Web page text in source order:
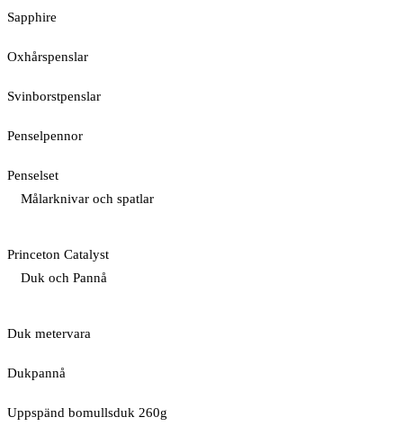
Sapphire
Oxhårspenslar
Svinborstpenslar
Penselpennor
Penselset
Målarknivar och spatlar
Princeton Catalyst
Duk och Pannå
Duk metervara
Dukpannå
Uppspänd bomullsduk 260g